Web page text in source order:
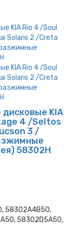
KIA
4 /Seltos
3 /
58302H
58302A4B50,
58302D5A50,